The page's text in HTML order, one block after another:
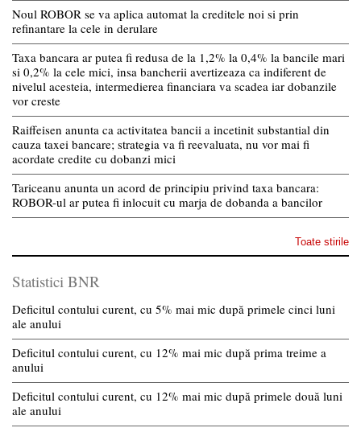
Noul ROBOR se va aplica automat la creditele noi si prin
refinantare la cele in derulare
Taxa bancara ar putea fi redusa de la 1,2% la 0,4% la bancile mari
si 0,2% la cele mici, insa bancherii avertizeaza ca indiferent de
nivelul acesteia, intermedierea financiara va scadea iar dobanzile
vor creste
Raiffeisen anunta ca activitatea bancii a incetinit substantial din
cauza taxei bancare; strategia va fi reevaluata, nu vor mai fi
acordate credite cu dobanzi mici
Tariceanu anunta un acord de principiu privind taxa bancara:
ROBOR-ul ar putea fi inlocuit cu marja de dobanda a bancilor
Toate stirile
Statistici BNR
Deficitul contului curent, cu 5% mai mic după primele cinci luni
ale anului
Deficitul contului curent, cu 12% mai mic după prima treime a
anului
Deficitul contului curent, cu 12% mai mic după primele două luni
ale anului